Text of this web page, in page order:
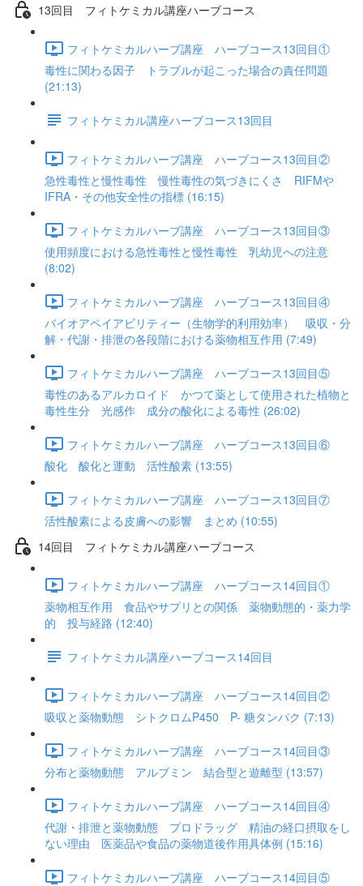
13回目 フィトケミカル講座ハーブコース
フィトケミカルハーブ講座 ハーブコース13回目①
毒性に関わる因子 トラブルが起こった場合の責任問題
(21:13)
フィトケミカル講座ハーブコース13回目
フィトケミカルハーブ講座 ハーブコース13回目②
急性毒性と慢性毒性 慢性毒性の気づきにくさ RIFMや
IFRA・その他安全性の指標 (16:15)
フィトケミカルハーブ講座 ハーブコース13回目③
使用頻度における急性毒性と慢性毒性 乳幼児への注意
(8:02)
フィトケミカルハーブ講座 ハーブコース13回目④
バイオアペイアビリティー（生物学的利用効率） 吸収・分
解・代謝・排泄の各段階における薬物相互作用 (7:49)
フィトケミカルハーブ講座 ハーブコース13回目⑤
毒性のあるアルカロイド かつて薬として使用された植物と
毒性生分 光感作 成分の酸化による毒性 (26:02)
フィトケミカルハーブ講座 ハーブコース13回目⑥
酸化 酸化と運動 活性酸素 (13:55)
フィトケミカルハーブ講座 ハーブコース13回目⑦
活性酸素による皮膚への影響 まとめ (10:55)
14回目 フィトケミカル講座ハーブコース
フィトケミカルハーブ講座 ハーブコース14回目①
薬物相互作用 食品やサプリとの関係 薬物動態的・薬力学
的 投与経路 (12:40)
フィトケミカル講座ハーブコース14回目
フィトケミカルハーブ講座 ハーブコース14回目②
吸収と薬物動態 シトクロムP450 P- 糖タンパク (7:13)
フィトケミカルハーブ講座 ハーブコース14回目③
分布と薬物動態 アルブミン 結合型と遊離型 (13:57)
フィトケミカルハーブ講座 ハーブコース14回目④
代謝・排泄と薬物動態 プロドラッグ 精油の経口摂取をし
ない理由 医薬品や食品の薬物道後作用具体例 (15:16)
フィトケミカルハーブ講座 ハーブコース14回目⑤